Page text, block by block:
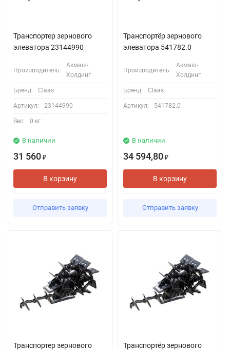
Транспортер зернового
элеватора 23144990
Производитель:
Акмаш-
Холдинг
Бренд: Claas
Артикул: 23144990
Вес: 0 кг
В наличии
31 560 ₽
В корзину
Отправить заявку
Транспортёр зернового
элеватора 541782.0
Производитель:
Акмаш-
Холдинг
Бренд: Claas
Артикул: 541782.0
В наличии
34 594,80 ₽
В корзину
Отправить заявку
Транспортер зернового
Транспортёр зернового